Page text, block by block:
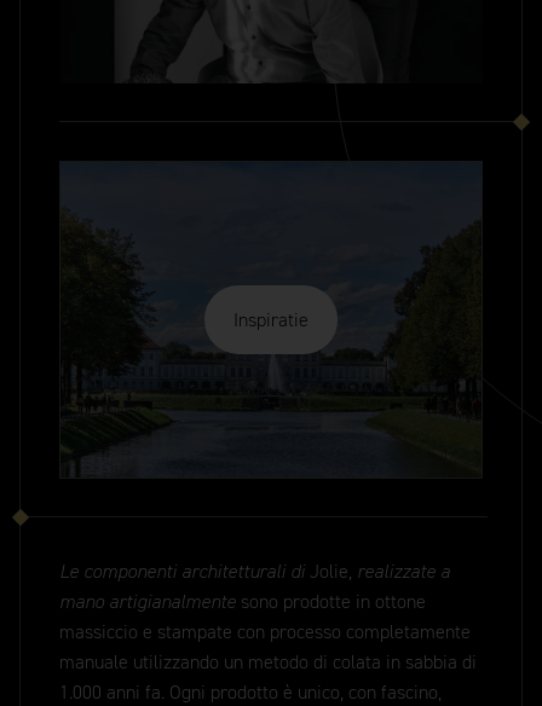
Inspiratie
Le componenti architetturali di Jolie, realizzate a
mano artigianalmente sono prodotte in ottone
massiccio e stampate con processo completamente
manuale utilizzando un metodo di colata in sabbia di
1.000 anni fa. Ogni prodotto è unico, con fascino,